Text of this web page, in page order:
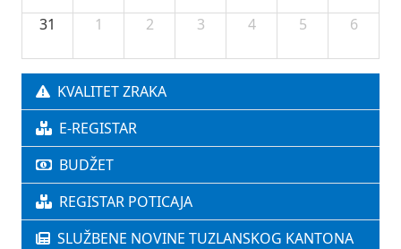
31 1 2 3 4 5 6
KVALITET ZRAKA
E-REGISTAR
BUDŽET
REGISTAR POTICAJA
SLUŽBENE NOVINE TUZLANSKOG KANTONA